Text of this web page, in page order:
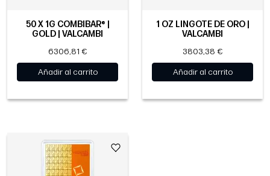
50 X 1G COMBIBAR® |
GOLD | VALCAMBI
6306,81 €
Añadir al carrito
1 OZ LINGOTE DE ORO |
VALCAMBI
3803,38 €
Añadir al carrito